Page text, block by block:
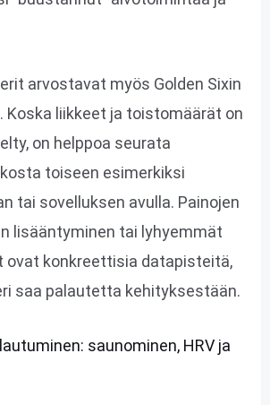
arvostavat myös Golden Sixin
. Koska liikkeet ja toistomäärät on
on helppoa seurata
toiseen esimerkiksi
tai sovelluksen avulla. Painojen
lisääntyminen tai lyhyemmät
ovat konkreettisia datapisteitä,
saa palautetta kehityksestään.
saunominen, HRV ja